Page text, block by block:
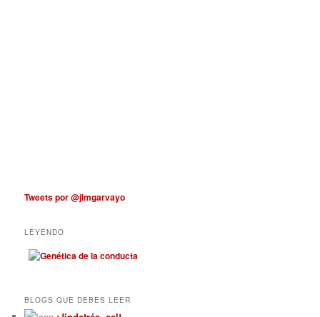
Tweets por @jlmgarvayo
LEYENDO
BLOGS QUE DEBES LEER